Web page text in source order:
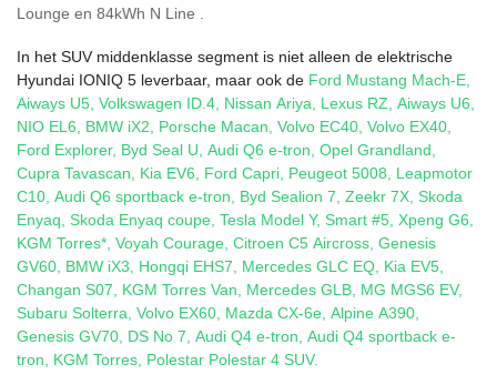
Lounge en 84kWh N Line .
In het SUV middenklasse segment is niet alleen de elektrische
Hyundai IONIQ 5 leverbaar, maar ook de Ford Mustang Mach-E,
Aiways U5, Volkswagen ID.4, Nissan Ariya, Lexus RZ, Aiways U6,
NIO EL6, BMW iX2, Porsche Macan, Volvo EC40, Volvo EX40,
Ford Explorer, Byd Seal U, Audi Q6 e-tron, Opel Grandland,
Cupra Tavascan, Kia EV6, Ford Capri, Peugeot 5008, Leapmotor
C10, Audi Q6 sportback e-tron, Byd Sealion 7, Zeekr 7X, Skoda
Enyaq, Skoda Enyaq coupe, Tesla Model Y, Smart #5, Xpeng G6,
KGM Torres*, Voyah Courage, Citroen C5 Aircross, Genesis
GV60, BMW iX3, Hongqi EHS7, Mercedes GLC EQ, Kia EV5,
Changan S07, KGM Torres Van, Mercedes GLB, MG MGS6 EV,
Subaru Solterra, Volvo EX60, Mazda CX-6e, Alpine A390,
Genesis GV70, DS No 7, Audi Q4 e-tron, Audi Q4 sportback e-
tron, KGM Torres, Polestar Polestar 4 SUV.